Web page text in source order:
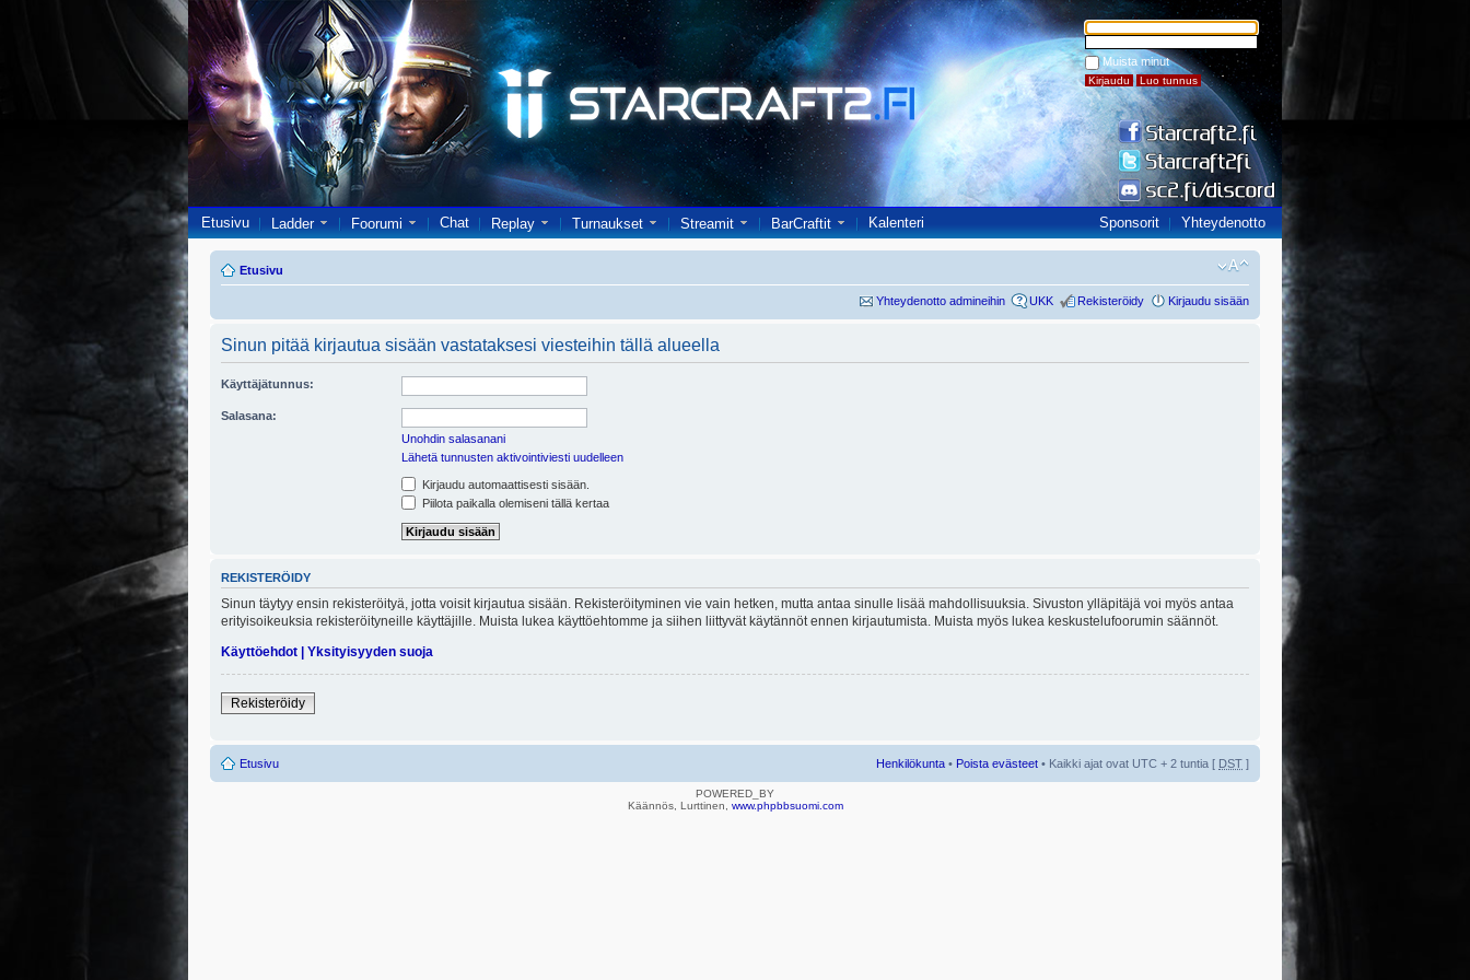
Muista minut
Etusivu Ladder Foorumi Chat Replay Turnaukset Streamit BarCraftit Kalenteri Sponsorit Yhteydenotto
Etusivu
Yhteydenotto admineihin UKK Rekisteröidy Kirjaudu sisään
Sinun pitää kirjautua sisään vastataksesi viesteihin tällä alueella
Käyttäjätunnus:
Salasana:
Unohdin salasanani
Lähetä tunnusten aktivointiviesti uudelleen
Kirjaudu automaattisesti sisään.
Piilota paikalla olemiseni tällä kertaa
REKISTERÖIDY
Sinun täytyy ensin rekisteröityä, jotta voisit kirjautua sisään. Rekisteröityminen vie vain hetken, mutta antaa sinulle lisää mahdollisuuksia. Sivuston ylläpitäjä voi myös antaa
erityisoikeuksia rekisteröityneille käyttäjille. Muista lukea käyttöehtomme ja siihen liittyvät käytännöt ennen kirjautumista. Muista myös lukea keskustelufoorumin säännöt.
Käyttöehdot | Yksityisyyden suoja
Rekisteröidy
Etusivu Henkilökunta • Poista evästeet • Kaikki ajat ovat UTC + 2 tuntia [ DST ]
POWERED_BY
Käännös, Lurttinen, www.phpbbsuomi.com